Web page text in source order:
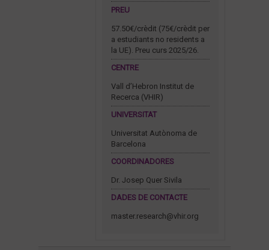
PREU
57.50€/crèdit (75€/crèdit per
a estudiants no residents a
la UE). Preu curs 2025/26.
CENTRE
Vall d’Hebron Institut de
Recerca (VHIR)
UNIVERSITAT
Universitat Autònoma de
Barcelona
COORDINADORES
Dr. Josep Quer Sivila
DADES DE CONTACTE
master.research@vhir.org